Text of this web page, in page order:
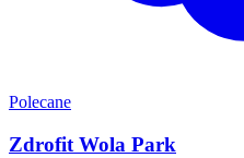
Polecane
Zdrofit Wola Park